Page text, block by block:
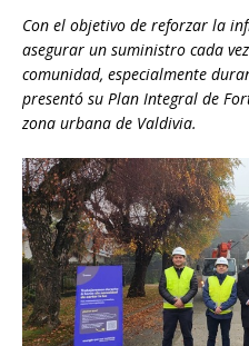
Con el objetivo de reforzar la
asegurar un suministro cada
comunidad, especialmente
presentó su Plan Integral de
zona urbana de Valdivia.